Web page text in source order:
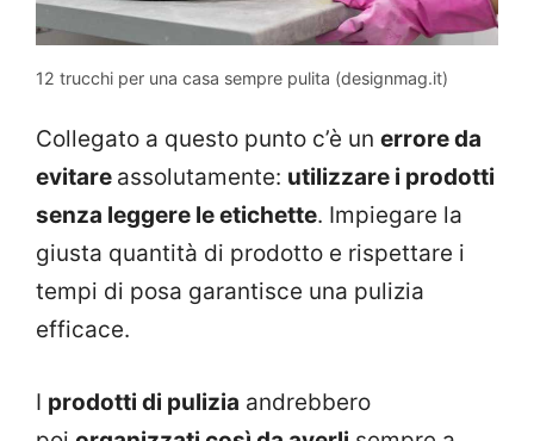
12 trucchi per una casa sempre pulita (designmag.it)
Collegato a questo punto c’è un errore da
evitare assolutamente: utilizzare i prodotti
senza leggere le etichette. Impiegare la
giusta quantità di prodotto e rispettare i
tempi di posa garantisce una pulizia
efficace.
I prodotti di pulizia andrebbero